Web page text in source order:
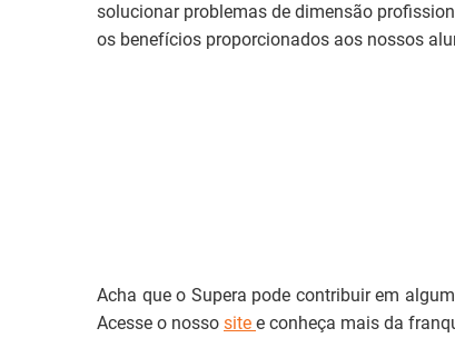
solucionar problemas de dimensão
os benefícios proporcionados aos nossos
Acha que o Supera pode contribuir em
Acesse o nosso site e conheça mais da